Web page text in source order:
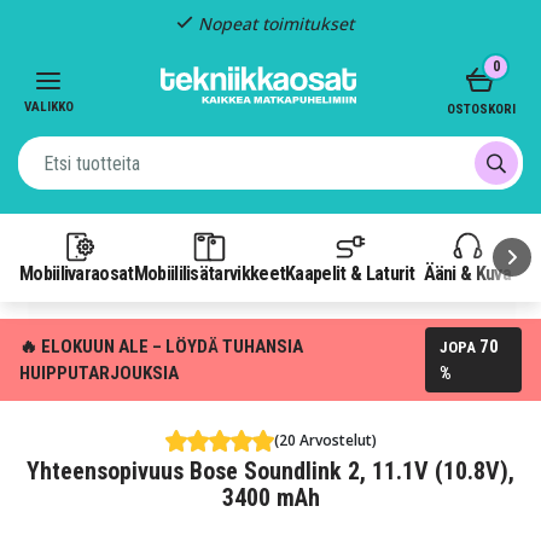
Nopeat toimitukset
VALIKKO
MobiilivaraosatMobiililisätarvikkeetKaapelit & Laturit Ääni & Kuva
0
OSTOSKORI
🔥 ELOKUUN ALE – LÖYDÄ TUHANSIA
HUIPPUTARJOUKSIA
JOPA 70
%
(20 Arvostelut)
Yhteensopivuus Bose Soundlink 2, 11.1V (10.8V),
3400 mAh